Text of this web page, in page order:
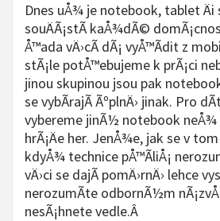
Dnes uÅ¾ je notebook, tablet Äi
souÄÃ¡stÃ­ kaÅ¾dÃ©
Å™ada vÄ›cÃ­ dÃ¡ vyÅ™Ã­dit z
stÃ¡le potÅ™ebujeme k prÃ¡ci
jinou skupinou jsou pak
se vybÃ­rajÃ­ ÃºplnÄ› jinak. Pro
vybereme jinÃ½ notebook neÅ¾
hrÃ¡Äe her. JenÅ¾e, jak se v
kdyÅ¾ technice pÅ™Ã­liÅ¡
vÄ›ci se dajÃ­ pomÄ›rnÄ› lehce
nerozumÃ­te odbornÃ½m
nesÃ¡hnete vedle.Â